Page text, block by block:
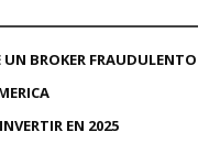
BROKER FRAUDULENTO
EN 2025